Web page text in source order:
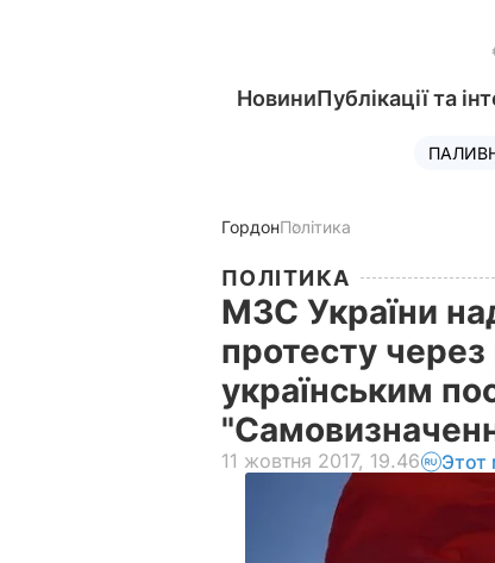
НовиниПублікації та
ГордонПолітика
ПОЛІТИКА
МЗС України
протесту
українським
11 жовтня 2017, 19.46 Этот